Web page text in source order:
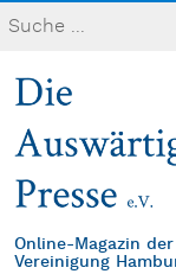
Online-Magazin
Vereinigung